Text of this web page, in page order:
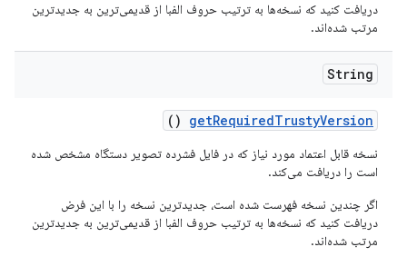
دریافت کنید که نسخه‌ها به ترتیب حروف الفبا از قدیمی‌ترین به جدیدترین
مرتب شده‌اند.
String
getRequiredTrustyVersion
()
نسخه قابل اعتماد مورد نیاز که در فایل فشرده تصویر دستگاه مشخص شده
است را دریافت می‌کند.
اگر چندین نسخه فهرست شده است، جدیدترین نسخه را با این فرض
دریافت کنید که نسخه‌ها به ترتیب حروف الفبا از قدیمی‌ترین به جدیدترین
مرتب شده‌اند.